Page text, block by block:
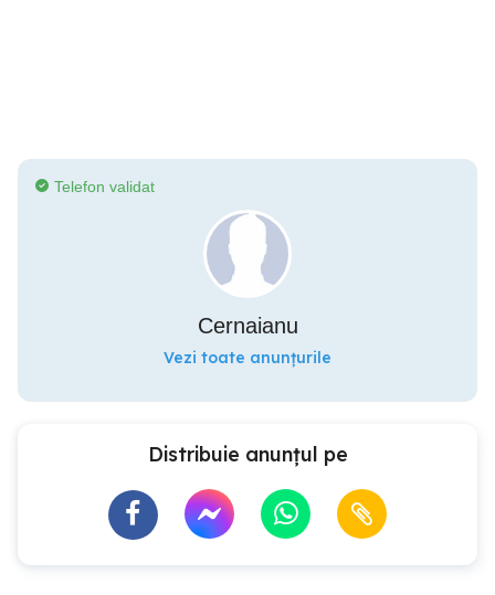
Telefon validat
Cernaianu
Vezi toate anunțurile
Distribuie anunțul pe